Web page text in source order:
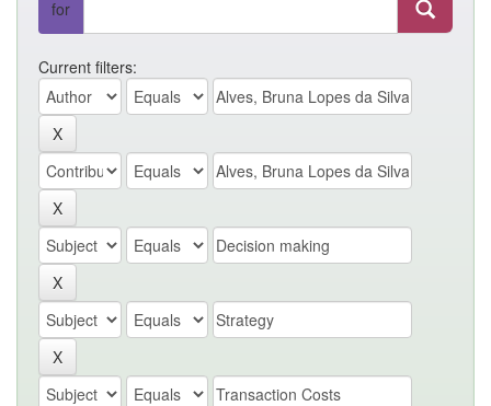
for
Current filters: